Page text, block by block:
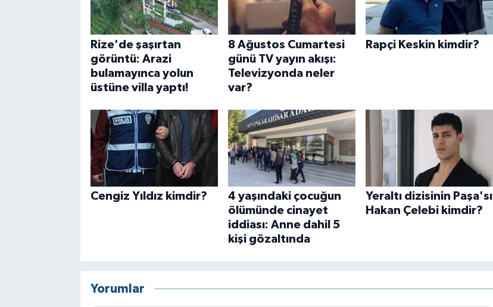
Rize'de şaşırtan
görüntü: Arazi
bulamayınca yolun
üstüne villa yaptı!
8 Ağustos Cumartesi
günü TV yayın akışı:
Televizyonda neler
var?
Rapçi Keskin kimdir?
Cengiz Yıldız kimdir?
4 yaşındaki çocuğun
ölümünde cinayet
iddiası: Anne dahil 5
kişi gözaltında
Yeraltı dizisinin Paşa'sı
Hakan Çelebi kimdir?
Yorumlar